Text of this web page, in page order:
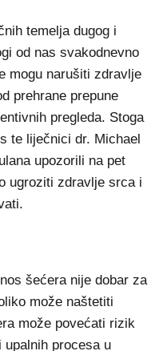
temelja dugog i
od nas svakodnevno
mogu narušiti zdravlje
prehrane prepune
pregleda. Stoga
te liječnici dr. Michael
upozorili na pet
ugroziti zdravlje srca i
šećera nije dobar za
može naštetiti
može povećati rizik
procesa u